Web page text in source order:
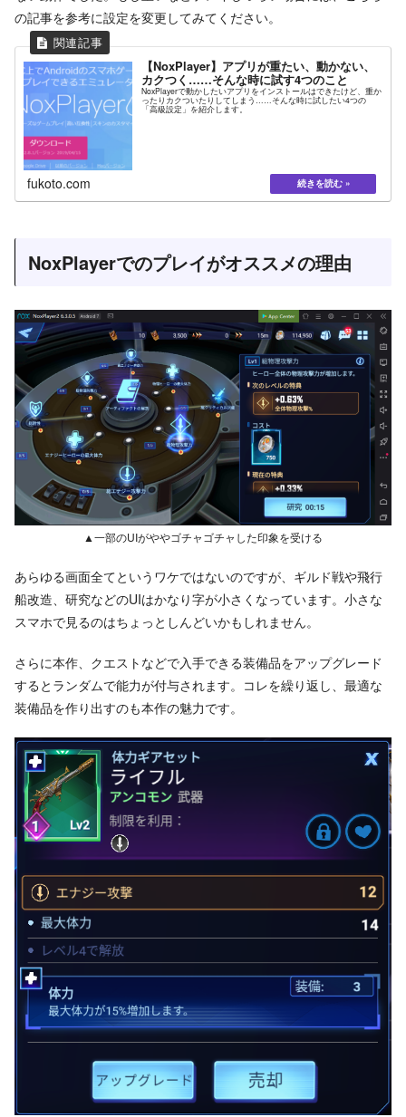
の記事を参考に設定を変更してみてください。
【NoxPlayer】アプリが重たい、動かない、
カクつく……そんな時に試す4つのこと
NoxPlayerで動かしたいアプリをインストールはできたけど、重か
ったりカクついたりしてしまう……そんな時に試したい4つの
「高級設定」を紹介します。
fukoto.com
NoxPlayerでのプレイがオススメの理由
▲一部のUIがややゴチャゴチャした印象を受ける
あらゆる画面全てというワケではないのですが、ギルド戦や飛行
船改造、研究などのUIはかなり字が小さくなっています。小さな
スマホで見るのはちょっとしんどいかもしれません。
さらに本作、クエストなどで入手できる装備品をアップグレード
するとランダムで能力が付与されます。コレを繰り返し、最適な
装備品を作り出すのも本作の魅力です。